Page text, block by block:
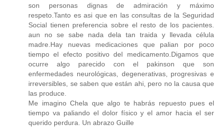
son personas dignas de admiración y máximo
respeto.Tanto es asi que en las consultas de la Seguridad
Social tienen preferencia sobre el resto de los pacientes.
aun no se sabe nada dela tan traida y llevada célula
madre.Hay nuevas medicaciones que palian por poco
tiempo el efecto positivo del medicamento.Digamos que
ocurre algo parecido con el pakinson que son
enfermedades neurológicas, degenerativas, progresivas e
irreversibles, se saben que están ahi, pero no la causa que
las produce.
Me imagino Chela que algo te habrás repuesto pues el
tiempo va paliando el dolor físico y el amor hacia el ser
querido perdura. Un abrazo Guille